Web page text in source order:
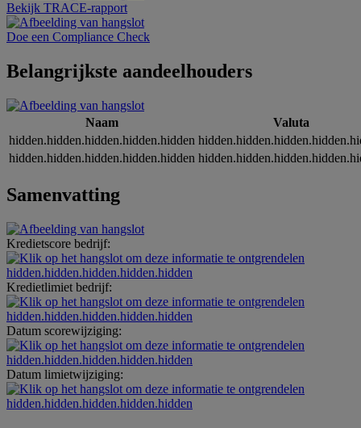
Bekijk TRACE-rapport
Doe een Compliance Check
Belangrijkste aandeelhouders
Naam
Valuta
hidden.hidden.hidden.hidden.hidden
hidden.hidden.hidden.hidden.hidden
Samenvatting
Kredietscore bedrijf:
hidden.hidden.hidden.hidden.hidden
Kredietlimiet bedrijf:
hidden.hidden.hidden.hidden.hidden
Datum scorewijziging:
hidden.hidden.hidden.hidden.hidden
Datum limietwijziging:
hidden.hidden.hidden.hidden.hidden